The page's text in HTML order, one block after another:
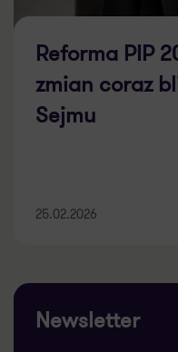
Reforma PIP
zmian coraz
Sejmu
25.02.2026
Newsletter